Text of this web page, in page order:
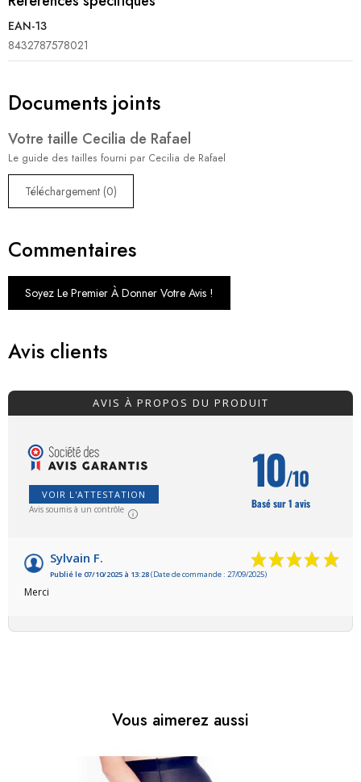
EAN-13
8432787578021
Documents joints
Votre taille Cecilia de Rafael
Le guide des tailles fourni par Cecilia de Rafael
Téléchargement (0)
Commentaires
Soyez Le Premier À Donner Votre Avis !
Avis clients
AVIS À PROPOS DU PRODUIT
VOIR L'ATTESTATION
Avis soumis à un contrôle
10/10
Basé sur 1 avis
Sylvain F.
Publié le 07/10/2025 à 13:28(Date de commande : 27/09/2025)
Merci
Vous aimerez aussi